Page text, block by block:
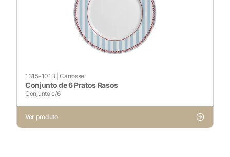
1315-101B |Carrossel
Conjunto de 6 Pratos Rasos
Conjunto c/6
Ver produto